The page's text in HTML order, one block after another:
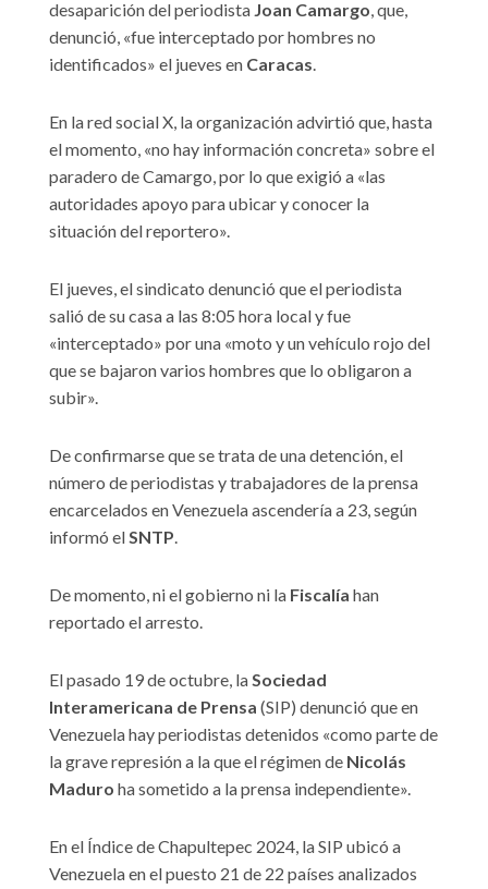
desaparición del periodista Joan Camargo, que,
denunció, «fue interceptado por hombres no
identificados» el jueves en Caracas.
En la red social X, la organización advirtió que, hasta
el momento, «no hay información concreta» sobre el
paradero de Camargo, por lo que exigió a «las
autoridades apoyo para ubicar y conocer la
situación del reportero».
El jueves, el sindicato denunció que el periodista
salió de su casa a las 8:05 hora local y fue
«interceptado» por una «moto y un vehículo rojo del
que se bajaron varios hombres que lo obligaron a
subir».
De confirmarse que se trata de una detención, el
número de periodistas y trabajadores de la prensa
encarcelados en Venezuela ascendería a 23, según
informó elSNTP.
De momento, ni el gobierno ni la Fiscalía han
reportado el arresto.
El pasado 19 de octubre, laSociedad
Interamericana de Prensa (SIP) denunció que en
Venezuela hay periodistas detenidos «como parte de
la grave represión a la que el régimen de Nicolás
Maduro ha sometido a la prensa independiente».
En el Índice de Chapultepec 2024, la SIP ubicó a
Venezuela en el puesto 21 de 22 países analizados